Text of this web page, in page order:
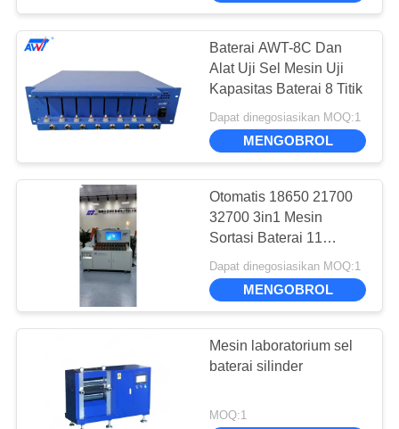
Sistem Uji BMS
Penguji Kapasitas
Baterai Lithium
8
Baterai AWT-8C Dan
Alat Uji Sel Mesin Uji
Kapasitas Baterai 8 Titik
Dapat dinegosiasikan MOQ:1
MENGOBROL
Otomatis 18650 21700
32700 3in1 Mesin
Sortasi Baterai 11
Struktur Penyimpanan
Dengan Fungsi Alarm
Penuh
Dapat dinegosiasikan MOQ:1
MENGOBROL
Mesin laboratorium sel
baterai silinder
MOQ:1